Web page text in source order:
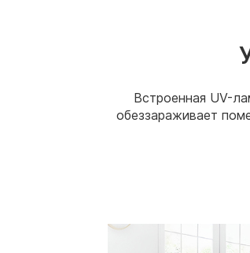
Встроенная UV-
обеззараживает